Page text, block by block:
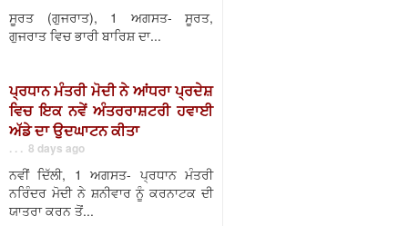
ਸੂਰਤ (ਗੁਜਰਾਤ), 1 ਅਗਸਤ- ਸੂਰਤ,
ਗੁਜਰਾਤ ਵਿਚ ਭਾਰੀ ਬਾਰਿਸ਼ ਦਾ...
ਪ੍ਰਧਾਨ ਮੰਤਰੀ ਮੋਦੀ ਨੇ ਆਂਧਰਾ ਪ੍ਰਦੇਸ਼
ਵਿਚ ਇਕ ਨਵੇਂ ਅੰਤਰਰਾਸ਼ਟਰੀ ਹਵਾਈ
ਅੱਡੇ ਦਾ ਉਦਘਾਟਨ ਕੀਤਾ
. . . 8 days ago
ਨਵੀਂ ਦਿੱਲੀ, 1 ਅਗਸਤ- ਪ੍ਰਧਾਨ ਮੰਤਰੀ
ਨਰਿੰਦਰ ਮੋਦੀ ਨੇ ਸ਼ਨੀਵਾਰ ਨੂੰ ਕਰਨਾਟਕ ਦੀ
ਯਾਤਰਾ ਕਰਨ ਤੋਂ...